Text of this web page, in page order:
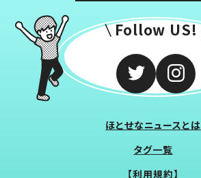
Follow US!
ほとせなニュースとは
タグ一覧
【利用規約】